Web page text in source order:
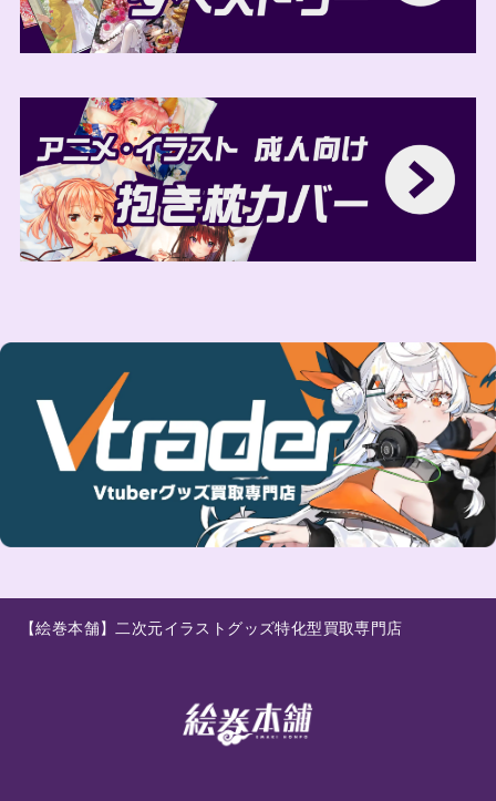
【絵巻本舗】二次元イラストグッズ特化型買取専門店